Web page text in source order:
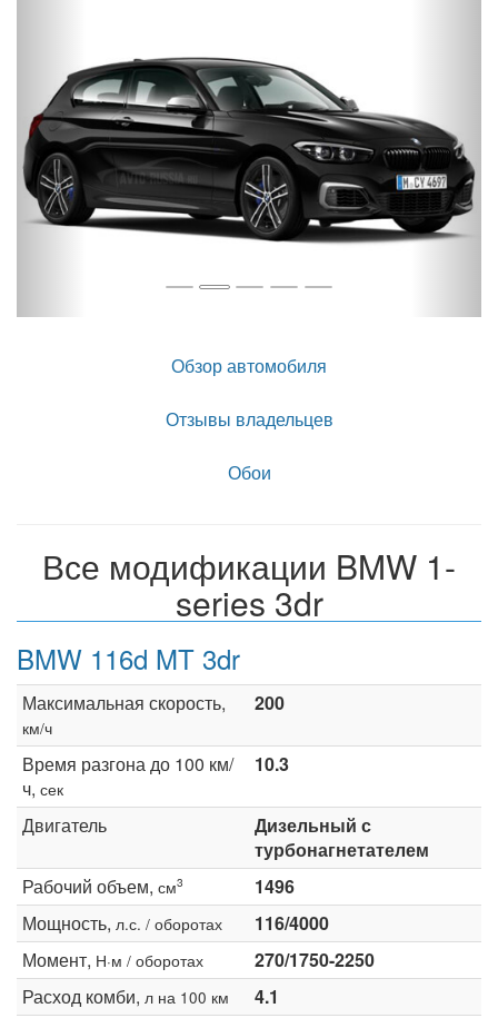
Обзор автомобиля
Отзывы владельцев
Обои
Все модификации BMW 1-
series 3dr
BMW 116d MT 3dr
Максимальная скорость,
км/ч
200
Время разгона до 100 км/
ч, сек
10.3
Двигатель
Дизельный с
турбонагнетателем
Рабочий объем, см3
1496
Мощность, л.с. / оборотах
116/4000
Момент, Н·м / оборотах
270/1750-2250
Расход комби, л на 100 км
4.1